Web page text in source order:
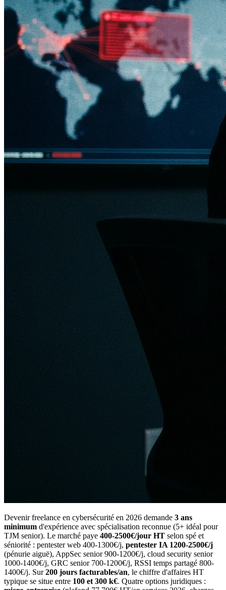
Devenir freelance en cybersécurité en 2026 demande 3 ans
minimum d'expérience avec spécialisation reconnue (5+ idéal pour
TJM senior). Le marché paye 400-2500€/jour HT selon spé et
séniorité : pentester web 400-1300€/j, pentester IA 1200-2500€/j
(pénurie aiguë), AppSec senior 900-1200€/j, cloud security senior
1000-1400€/j, GRC senior 700-1200€/j, RSSI temps partagé 800-
1400€/j. Sur200 jours facturables/an, le chiffre d'affaires HT
typique se situe entre 100 et 300 k€. Quatre options juridiques :